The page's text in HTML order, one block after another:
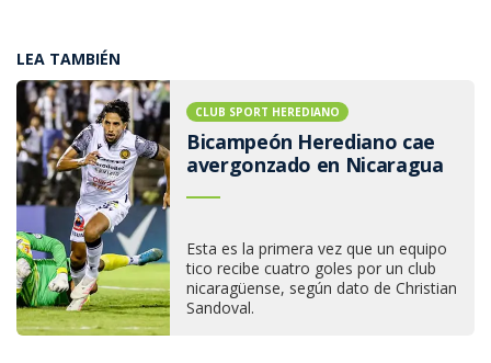
LEA TAMBIÉN
CLUB SPORT HEREDIANO
Bicampeón Herediano cae
avergonzado en Nicaragua
Esta es la primera vez que un equipo
tico recibe cuatro goles por un club
nicaragüense, según dato de Christian
Sandoval.